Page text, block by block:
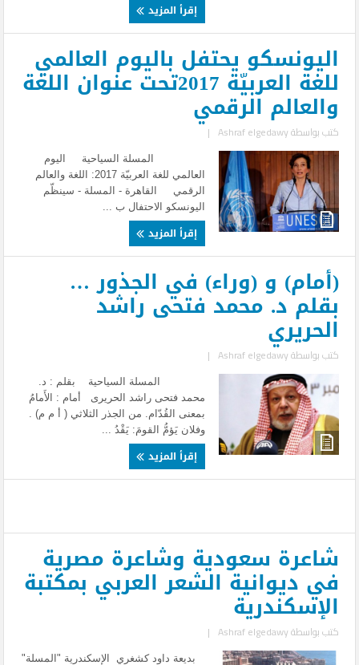
إقرأ المزيد
اليونسكو يحتفل باليوم العالمي
للغة العربيّة 2017تحت عنوان اللغة
والعالم الرقمي
كتب بواسطةAshraf elgedawy
|
المسلة السياحية اليوم
العالمي للغة العربيّة 2017: اللغة والعالم
الرقمي القاهرة - المسلة - سينظّم
اليونسكو الاحتفال ب ...
إقرأ المزيد
(أمام) و (وراء) في الجذور …
بقلم د. محمد فتحى راشد
الحريري
كتب بواسطةAshraf elgedawy
|
المسلة السياحية بقلم : د.
محمد فتحى راشد الحريرى أمام : الأَمامُ
بمعنى القُدّام. من الجذر الثلاثي ( أ م م) .
وفلان يَؤمُّ القومَ: يَقْدُ ...
إقرأ المزيد
شاعرة سعودية وشاعرة مصرية
في ديوانية الشعر العربي بمكتبة
الإسكندرية
كتب بواسطةAshraf elgedawy
|
بديعة داود كشغري الإسكندرية "المسلة"